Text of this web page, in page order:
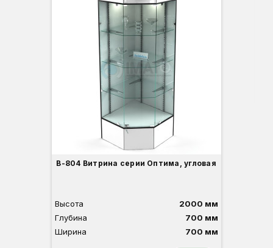
В-804 Витрина серии Оптима, угловая
Высота
2000 мм
Глубина
700 мм
Ширина
700 мм